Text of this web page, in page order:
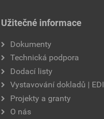
Užitečné informace
Dokumenty
Technická podpora
Dodací listy
Vystavování dokladů | EDI
Projekty a granty
O nás